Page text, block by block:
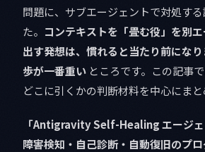
問題に、サブエージェントで対処す
た。 コンテキストを「畳む役」を別
出す発想は、慣れると当たり前にな
歩が一番重い ところです。この記事
どこに引くかの判断材料を中心にまと
「Antigravity Self-Healing エージ
障害検知・自己診断・自動復旧のプ